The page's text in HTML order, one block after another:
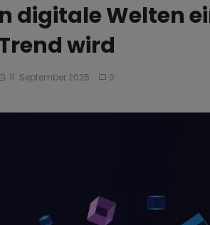
digitale Welten
wird
11. September 2025 0